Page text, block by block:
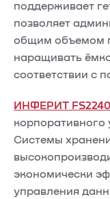
поддерживает
позволяет
общим объемом
наращивать
соответствии с
ИНФЕРИТ FS2240
корпоративного
Системы
экономически
управления